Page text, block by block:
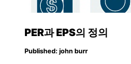
PER과 EPS의 정의
Published: john burr